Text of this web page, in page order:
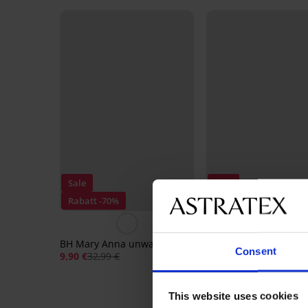
Consent
This website uses cookies
Sale
Rabatt -70%
BH Mary Anna unwattiert
9,90 €32,99 €
Sale
Rabatt -70%
11,70 €38,99 €